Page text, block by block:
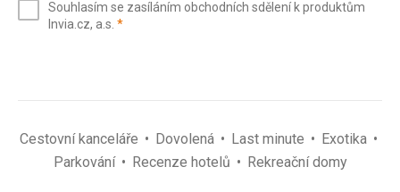
(povinné)
Souhlasím se zasíláním obchodních sdělení k produktům
Invia.cz, a.s. *(povinné)
Cestovní kanceláře Dovolená Last minute
Exotika
Parkování
Recenze hotelů Rekreační domy